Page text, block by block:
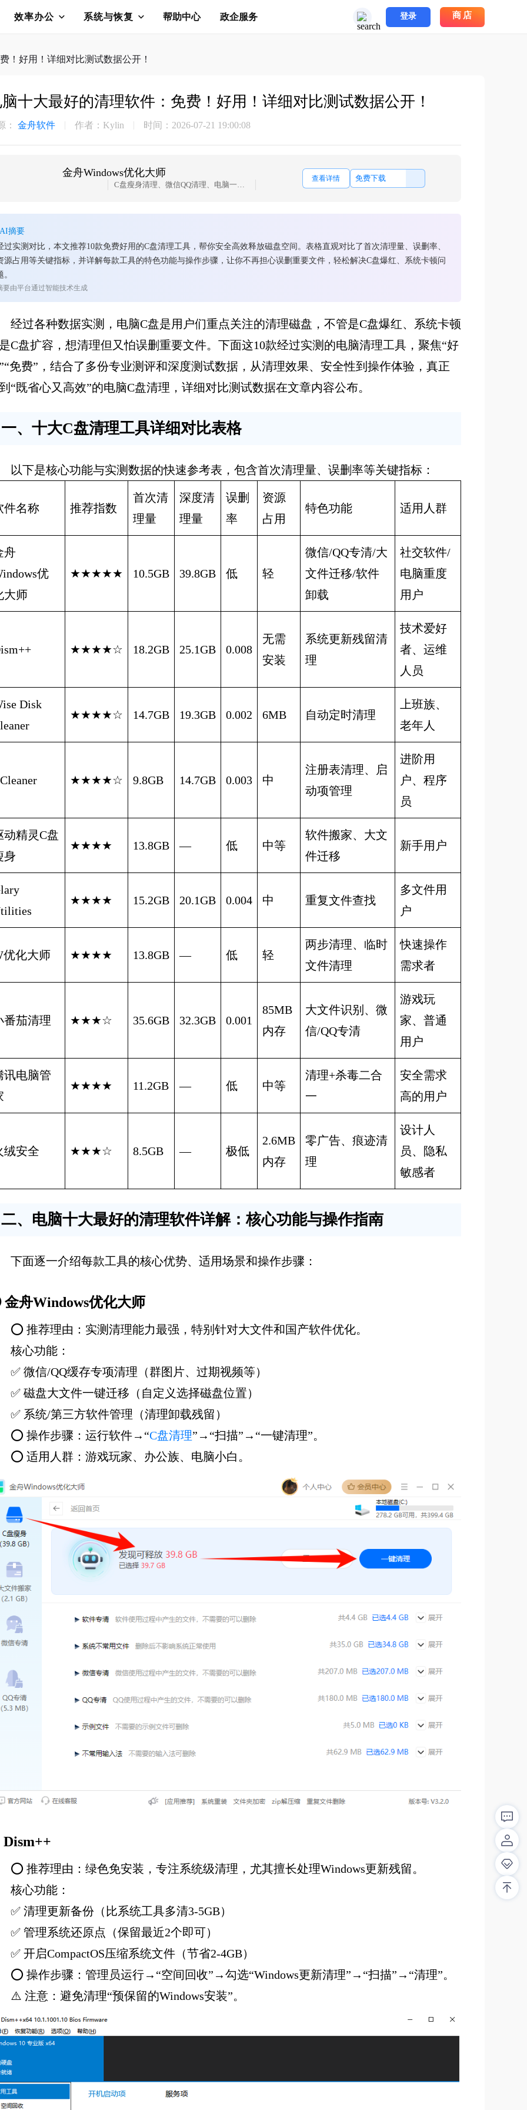
效率办公 系统与恢复 帮助中心 政企服务 登录 商店
！好用！详细对比测试数据公开！
十大最好的清理软件：免费！好用！详细对比测试数据公开！
： 金舟软件 作者：Kylin 时间：2026-07-21 19:00:08
金舟Windows优化大师
C盘瘦身清理、微信QQ清理、电脑一键优化加速、浏览器缓存清理，大文件搬家，一款轻量而强大的系统优化工具，轻松解决C盘爆红问题
查看详情 免费下载
AI摘要
过实测对比，本文推荐10款免费好用的C盘清理工具，帮你安全高效释放磁盘空间。表格直观对比了首次清理量、误删率、
源占用等关键指标，并详解每款工具的特色功能与操作步骤，让你不再担心误删重要文件，轻松解决C盘爆红、系统卡顿问
。
要由平台通过智能技术生成
经过各种数据实测，电脑C盘是用户们重点关注的清理磁盘，不管是C盘爆红、系统卡顿
C盘扩容，想清理但又怕误删重要文件。下面这10款经过实测的电脑清理工具，聚焦“好
免费”，结合了多份专业测评和深度测试数据，从清理效果、安全性到操作体验，真正
“既省心又高效”的电脑C盘清理，详细对比测试数据在文章内容公布。
一、十大C盘清理工具详细对比表格
以下是核心功能与实测数据的快速参考表，包含首次清理量、误删率等关键指标：
件名称 推荐指数
首次清
理量
深度清
理量
误删
率
资源
占用
特色功能 适用人群
舟
优
大师
★★★★★ 10.5GB 39.8GB 低 轻
微信/QQ专清/大
文件迁移/软件
卸载
社交软件/
电脑重度
用户
★★★★☆ 18.2GB 25.1GB 0.008
无需
安装
系统更新残留清
理
技术爱好
者、运维
人员
Disk
★★★★☆ 14.7GB 19.3GB 0.002 6MB 自动定时清理
上班族、
老年人
★★★★☆ 9.8GB 14.7GB 0.003 中
注册表清理、启
动项管理
进阶用
户、程序
员
动精灵C盘
身
★★★★ 13.8GB — 低 中等
软件搬家、大文
件迁移
新手用户
★★★★ 15.2GB 20.1GB 0.004 中 重复文件查找
多文件用
户
优化大师 ★★★★ 13.8GB — 低 轻
两步清理、临时
文件清理
快速操作
需求者
番茄清理 ★★★☆ 35.6GB 32.3GB 0.001
85MB
内存
大文件识别、微
信/QQ专清
游戏玩
家、普通
用户
讯电脑管
★★★★ 11.2GB — 低 中等
清理+杀毒二合
一
安全需求
高的用户
绒安全 ★★★☆ 8.5GB — 极低
2.6MB
内存
零广告、痕迹清
理
设计人
员、隐私
敏感者
二、电脑十大最好的清理软件详解：核心功能与操作指南
下面逐一介绍每款工具的核心优势、适用场景和操作步骤：
舟Windows优化大师
⭕ 推荐理由：实测清理能力最强，特别针对大文件和国产软件优化。
核心功能：
✅ 微信/QQ缓存专项清理（群图片、过期视频等）
✅ 磁盘大文件一键迁移（自定义选择磁盘位置）
✅ 系统/第三方软件管理（清理卸载残留）
⭕ 操作步骤：运行软件→“C盘清理”→“扫描”→“一键清理”。
⭕ 适用人群：游戏玩家、办公族、电脑小白。
⭕ 推荐理由：绿色免安装，专注系统级清理，尤其擅长处理Windows更新残留。
核心功能：
✅ 清理更新备份（比系统工具多清3-5GB）
✅ 管理系统还原点（保留最近2个即可）
✅ 开启CompactOS压缩系统文件（节省2-4GB）
⭕ 操作步骤：管理员运行→“空间回收”→勾选“Windows更新清理”→“扫描”→“清理”。
⚠️ 注意：避免清理“预保留的Windows安装”。